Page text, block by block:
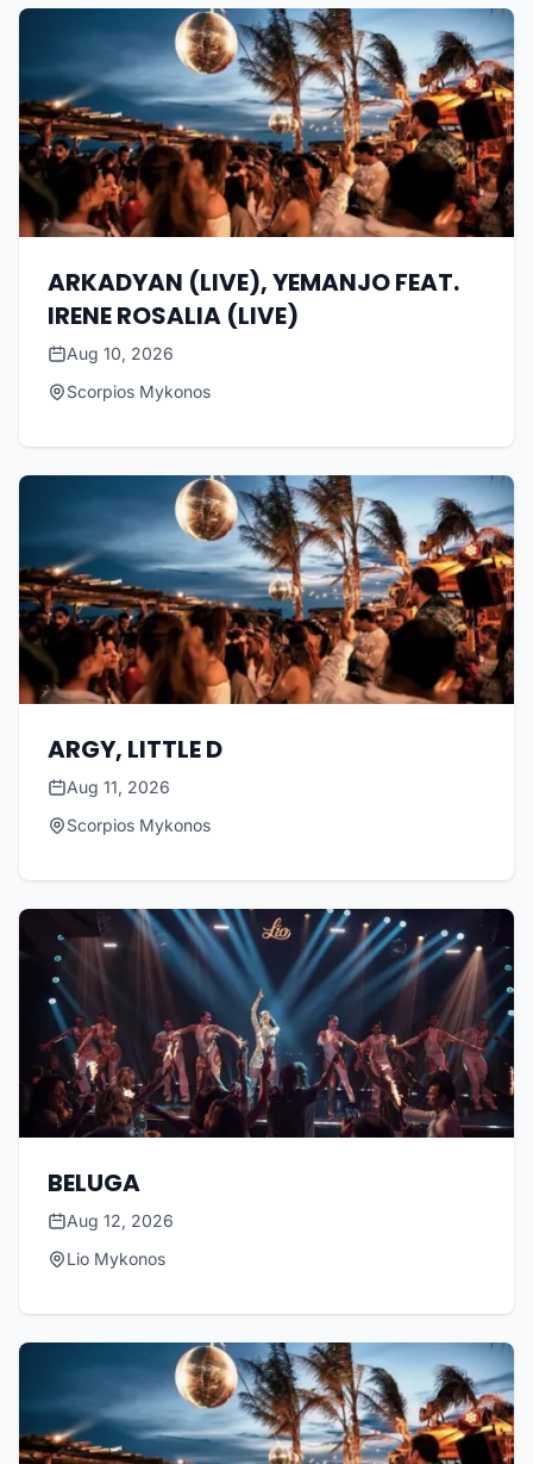
ARKADYAN (LIVE), YEMANJO FEAT.
IRENE ROSALIA (LIVE)
Aug 10, 2026
Scorpios Mykonos
ARGY, LITTLE D
Aug 11, 2026
Scorpios Mykonos
BELUGA
Aug 12, 2026
Lio Mykonos